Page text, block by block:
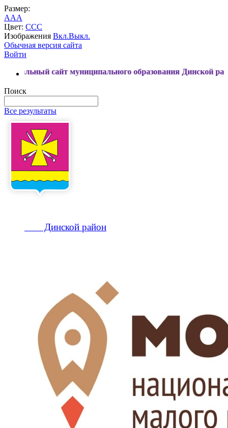
Размер:
AAA
Цвет: CCC
Изображения Вкл.Выкл.
Обычная версия сайта
Войти
муниципального образования Динской район
Поиск
Все результаты
Динской район